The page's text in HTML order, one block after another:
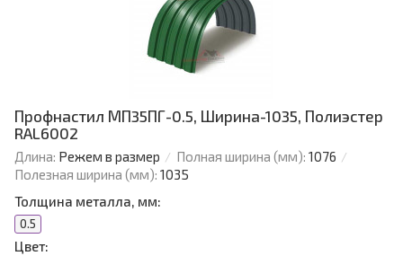
Профнастил МП35ПГ-0.5, Ширина-1035, Полиэстер
RAL6002
Длина: Режем в размер Полная ширина (мм): 1076
Полезная ширина (мм): 1035
Толщина металла, мм:
0.5
Цвет: